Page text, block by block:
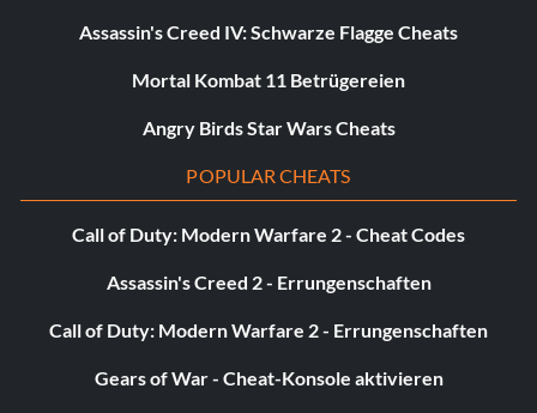
Gib den Code einATTENTÄTER
Schalte Baron Samedi für den
Mehrspielermodus frei
Xenia für den Mehrspielermodus
freischalten
Assassin's Creed IV: Schwarze Flagge Cheats
Mortal Kombat 11 Betrügereien
Angry Birds Star Wars Cheats
POPULAR CHEATS
Call of Duty: Modern Warfare 2 - Cheat Codes
Assassin's Creed 2 - Errungenschaften
Call of Duty: Modern Warfare 2 - Errungenschaften
Gears of War - Cheat-Konsole aktivieren